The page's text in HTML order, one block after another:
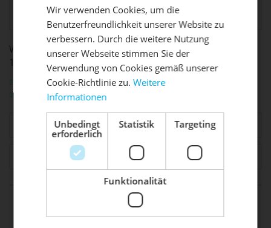
Produktsicherheit:
Schweinfurt,
www.sram.com
WEITERFÜHRENDE LINKS ZU "KASSETTE XG-1299 12F
10-50T RAINBOW"
Fragen zum Artikel?
Weitere Artikel von Sram
Ähnliche Artikel
Kunden haben sich ebenfalls angesehen
X
DIE SONNE LACHT, DEIN
RAD ERWACHT
Mach dein Bike frühlingsfit - gönn
ihm den Service, den es verdient!
Dein Bike braucht Service, Wartung
oder ein Update?
Buche dir jetzt deinen Termin.
life is too short - to ride shit
bikes
Wir verwenden Cookies, um die
Benutzerfreundlichkeit unserer Website zu
verbessern. Durch die weitere Nutzung
unserer Webseite stimmen Sie der
Verwendung von Cookies gemäß unserer
Cookie-Richtlinie zu.Weitere
Informationen
Unbedingt
erforderlich
Statistik Targeting
Funktionalität